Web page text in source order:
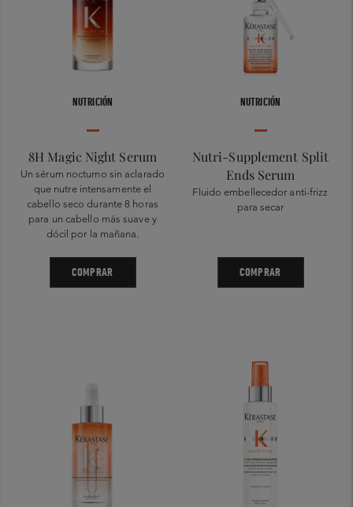
NUTRICIÓN
8H Magic Night Serum
Un sérum nocturno sin aclarado
que nutre intensamente el
cabello seco durante 8 horas
para un cabello más suave y
dócil por la mañana.
COMPRAR
NUTRICIÓN
Nutri-Supplement Split
Ends Serum
Fluido embellecedor anti-frizz
para secar
COMPRAR